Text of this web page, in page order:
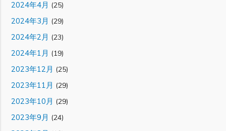
2024年4月 (25)
2024年3月 (29)
2024年2月 (23)
2024年1月 (19)
2023年12月 (25)
2023年11月 (29)
2023年10月 (29)
2023年9月 (24)